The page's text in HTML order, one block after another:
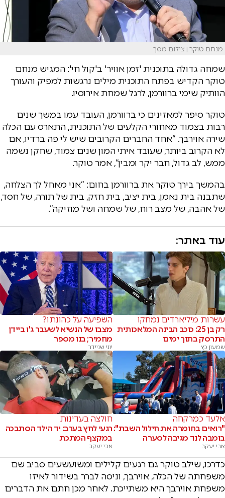
מנחם טוקר | צילום מסך
שמחה גדולה בתוכנית 'זמן אוויר' ב'קול חי': המגיש מנחם
טוקר הקדיש בפתח התוכנית מילים נרגשות למפיק והעורך
הוותיק שימי ברוורמן, לרגל שמחת אירוסיו.
טוקר סיפר למאזינים כי ברוורמן, העובד עמו במשך שנים
רבות בצמוד מאחורי הקלעים של התוכנית, התארס עם הכלה
שירה אוירבך. “אחד החברים הקרובים שיש לי פה ברדיו, אם
לא הקרוב ביותר, שעובד איתי המון שנים צמוד, שחקן נשמה
ממש, לב גדול, חבר יקר ומבין”, אמר טוקר.
בהמשך בירך טוקר את ברוורמן בחום: “אני מאחל לך הצלחה,
שתבנה בית נאמן, בית יציב, בית חזק, בית של תורה, של חסד,
של אהבה, של מצב רוח, של שמחה ושל מוזיקה”.
עוד באתר:
עשרות מיליארדים נמחקו
רק בן 25: כוכב הבינה המלאכותית
התרסק בתוך ימים
שמעון כץ
השפיעה על כהונתו?
מצבו של הנשיא לשעבר ג'ו ביידן
מחמיר; בנו מספר
יוני שניידר
אלעד כמרקחה
"רואים בחומרה את חילול השבת":
בומבה לנד מגיבה לסערה
אבי יעקב
חולצה בעדינות
רגעי לחץ בערב: יד הילד הסתבכה
במקצף המתכת
אבי יעקב
כדרכו, שילב טוקר גם רגעים קלילים ומשועשעים סביב שם
משפחתה של הכלה, אוירבך, וניסה לברר בשידור לאיזו
משפחת אוירבך היא משתייכת. לאחר מכן חתם את הדברים